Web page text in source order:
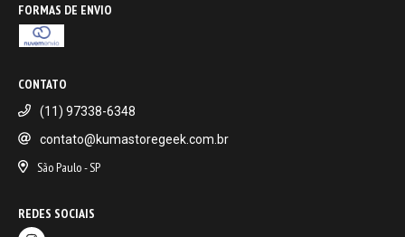
FORMAS DE ENVIO
CONTATO
(11) 97338-6348
contato@kumastoregeek.com.br
São Paulo - SP
REDES SOCIAIS